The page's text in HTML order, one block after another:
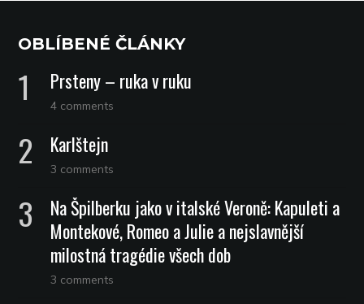
OBLÍBENÉ ČLÁNKY
Prsteny – ruka v ruku
4 comments
Karlštejn
3 comments
Na Špilberku jako v italské Veroně: Kapuleti a
Montekové, Romeo a Julie a nejslavnější
milostná tragédie všech dob
3 comments